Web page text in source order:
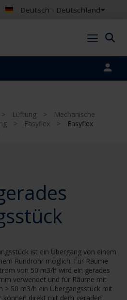
Deutsch - Deutschland
> Lüftung >
Mechanische
> Easyflex >
Easyflex
ist ein Übergang von einem
Rundrohr möglich. Für Räume
von 50 m3/h wird ein gerades
verwendet und für Räume mit
> 50 m3/h ein Übergangsstück mit
direkt mit dem geraden